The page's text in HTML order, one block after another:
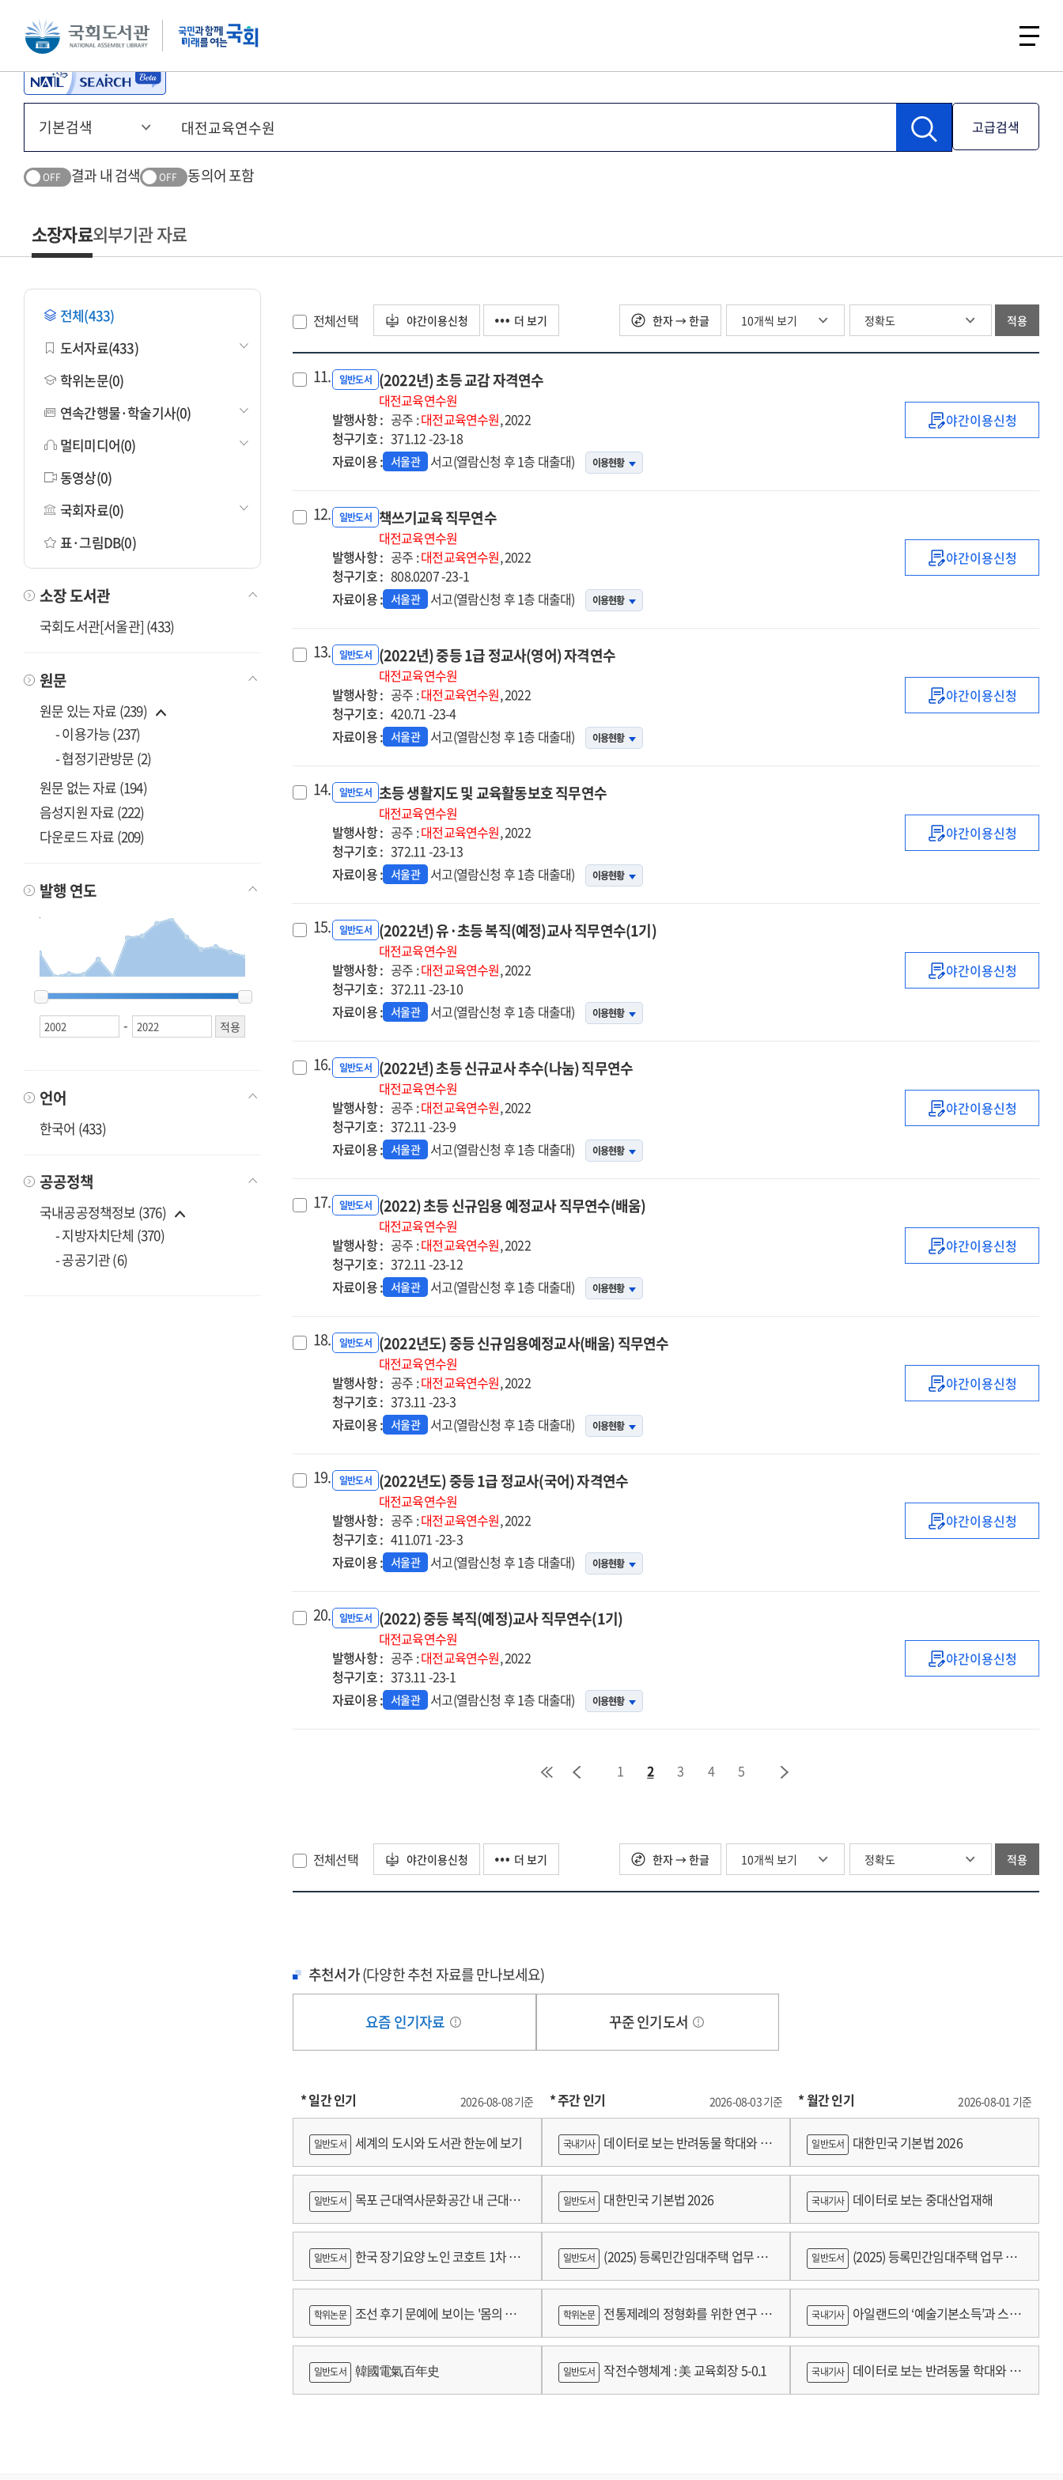
본문 바로가기 주메뉴 바로가기
고급검색
OFF 결과 내 검색 OFF 동의어 포함
소장자료외부기관 자료
전체(433)
도서자료(433)
학위논문(0)
연속간행물·학술기사(0)
멀티미디어(0)
동영상(0)
국회자료(0)
표·그림DB(0)
소장 도서관
국회도서관[서울관] (433)
원문
원문 있는 자료 (239)
- 이용가능 (237)
- 협정기관방문 (2)
원문 없는 자료 (194)
음성지원 자료 (222)
다운로드 자료 (209)
발행 연도
-
언어
한국어 (433)
공공정책
국내공공정책정보 (376)
- 지방자치단체 (370)
- 공공기관 (6)
전체선택 야간이용신청 더 보기 한자 → 한글 적용
11. 일반도서 (2022년) 초등 교감 자격연수
대전교육연수원
발행사항 : 공주 :대전교육연수원, 2022
청구기호 : 371.12 -23-18
자료이용 : 서울관 서고(열람신청 후 1층 대출대) 이용현황
(2022년)
야간이용신청
12. 일반도서 책쓰기교육 직무연수
대전교육연수원
발행사항 : 공주 :대전교육연수원, 2022
청구기호 : 808.0207 -23-1
자료이용 : 서울관 서고(열람신청 후 1층 대출대) 이용현황
책쓰기교육
야간이용신청
13. 일반도서 (2022년) 중등 1급 정교사(영어) 자격연수
대전교육연수원
발행사항 : 공주 :대전교육연수원, 2022
청구기호 : 420.71 -23-4
자료이용 : 서울관 서고(열람신청 후 1층 대출대) 이용현황
(2022년)
야간이용신청
14. 일반도서 초등 생활지도 및 교육활동보호 직무연수
대전교육연수원
발행사항 : 공주 :대전교육연수원, 2022
청구기호 : 372.11 -23-13
자료이용 : 서울관 서고(열람신청 후 1층 대출대) 이용현황
초등
야간이용신청
15. 일반도서 (2022년) 유·초등 복직(예정)교사 직무연수(1기)
대전교육연수원
발행사항 : 공주 :대전교육연수원, 2022
청구기호 : 372.11 -23-10
자료이용 : 서울관 서고(열람신청 후 1층 대출대) 이용현황
(2022년)
교사
직무연수
(1기)
야간이용신청
16. 일반도서 (2022년) 초등 신규교사 추수(나눔) 직무연수
대전교육연수원
발행사항 : 공주 :대전교육연수원, 2022
청구기호 : 372.11 -23-9
자료이용 : 서울관 서고(열람신청 후 1층 대출대) 이용현황
(2022년)
야간이용신청
17. 일반도서 (2022) 초등 신규임용 예정교사 직무연수(배움)
대전교육연수원
발행사항 : 공주 :대전교육연수원, 2022
청구기호 : 372.11 -23-12
자료이용 : 서울관 서고(열람신청 후 1층 대출대) 이용현황
(2022)
야간이용신청
18. 일반도서 (2022년도) 중등 신규임용예정교사(배움) 직무연수
대전교육연수원
발행사항 : 공주 :대전교육연수원, 2022
청구기호 : 373.11 -23-3
자료이용 : 서울관 서고(열람신청 후 1층 대출대) 이용현황
(2022년도)
야간이용신청
19. 일반도서 (2022년도) 중등 1급 정교사(국어) 자격연수
대전교육연수원
발행사항 : 공주 :대전교육연수원, 2022
청구기호 : 411.071 -23-3
자료이용 : 서울관 서고(열람신청 후 1층 대출대) 이용현황
(2022년도)
야간이용신청
20. 일반도서 (2022) 중등 복직(예정)교사 직무연수(1기)
대전교육연수원
발행사항 : 공주 :대전교육연수원, 2022
청구기호 : 373.11 -23-1
자료이용 : 서울관 서고(열람신청 후 1층 대출대) 이용현황
(2022)
야간이용신청
1 2 3 4 5
전체선택 야간이용신청 더 보기 한자 → 한글 적용
추천서가(다양한 추천 자료를 만나보세요)
요즘 인기자료 꾸준 인기도서
* 일간 인기 2026-08-08 기준
일반도서 세계의 도시와 도서관 한눈에 보기
일반도서 목포 근대역사문화공간 내 근대건
축문화재 기록화보고서
일반도서 한국 장기요양 노인 코호트 1차 추
적조사 : 2024년 건강보험연구원 정규연구
보고서
학위논문 조선 후기 문예에 보이는 '몸의 욕
망 긍정' 양상 연구
일반도서 韓國電氣百年史
* 주간 인기 2026-08-03 기준
국내기사 데이터로 보는 반려동물 학대와 분
쟁
일반도서 대한민국 기본법 2026
일반도서 (2025) 등록민간임대주택 업무 편
람
학위논문 전통제례의 정형화를 위한 연구 :
가제를 중심으로
일반도서 작전수행체계 : 美 교육회장 5-0.1
* 월간 인기 2026-08-01 기준
일반도서 대한민국 기본법 2026
국내기사 데이터로 보는 중대산업재해
일반도서 (2025) 등록민간임대주택 업무 편
람
국내기사 아일랜드의 ‘예술기본소득’과 스코
틀랜드의 예술인 소득보장정책 논의
국내기사 데이터로 보는 반려동물 학대와 분